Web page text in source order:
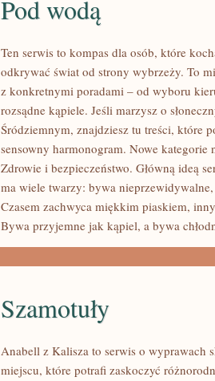
Pod wodą
Ten serwis to kompas dla osób, które
odkrywać świat od strony wybrzeży. To
z konkretnymi poradami – od wyboru
rozsądne kąpiele. Jeśli marzysz o
Śródziemnym, znajdziesz tu treści, które
sensowny harmonogram. Nowe
Zdrowie i bezpieczeństwo. Główną ideą
ma wiele twarzy: bywa
Czasem zachwyca miękkim piaskiem,
Bywa przyjemne jak kąpiel, a bywa
Szamotuły
Anabell z Kalisza to serwis o wyprawach
miejscu, które potrafi zaskoczyć